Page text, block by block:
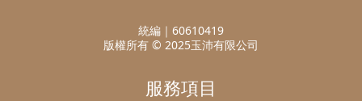
統編｜60610419
版權所有 © 2025玉沛有限公司
服務項目